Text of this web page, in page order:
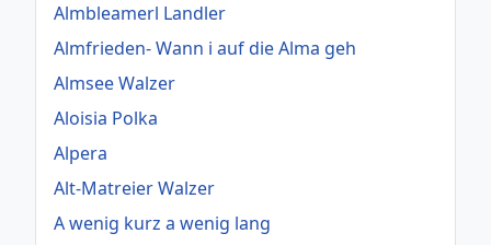
Almbleamerl Landler
Almfrieden- Wann i auf die Alma geh
Almsee Walzer
Aloisia Polka
Alpera
Alt-Matreier Walzer
A wenig kurz a wenig lang